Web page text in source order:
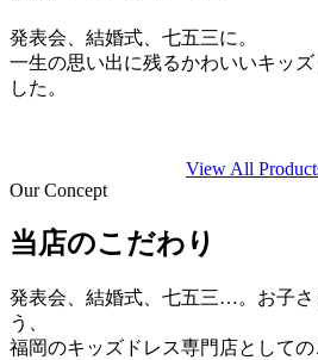
発表会、結婚式、七五三に。
一生の思い出に残るかわいいキッ
した。
View All
Our Concept
当店のこだわり
発表会、結婚式、七五三…。お子
う、
福岡のキッズドレス専門店として